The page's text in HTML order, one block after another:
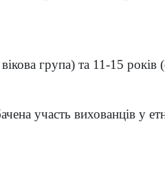
група) та 11-15 років
участь вихованців у